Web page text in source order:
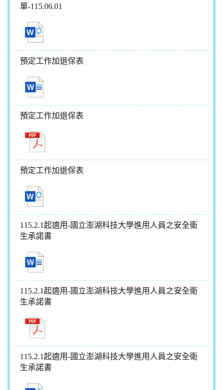
單-115.06.01
預定工作加退保表
預定工作加退保表
預定工作加退保表
115.2.1起適用-國立澎湖科技大學進用人員之安全衛
生承諾書
115.2.1起適用-國立澎湖科技大學進用人員之安全衛
生承諾書
115.2.1起適用-國立澎湖科技大學進用人員之安全衛
生承諾書